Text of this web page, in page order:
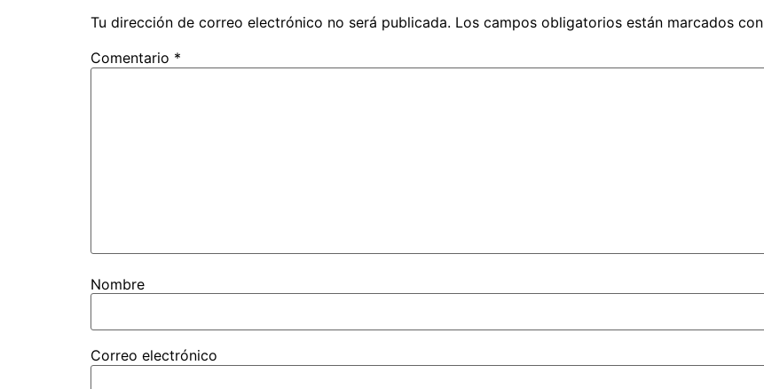
Tu dirección de correo electrónico no será publicada. Los campos obligatorios están marcados con
Comentario *
Nombre
Correo electrónico